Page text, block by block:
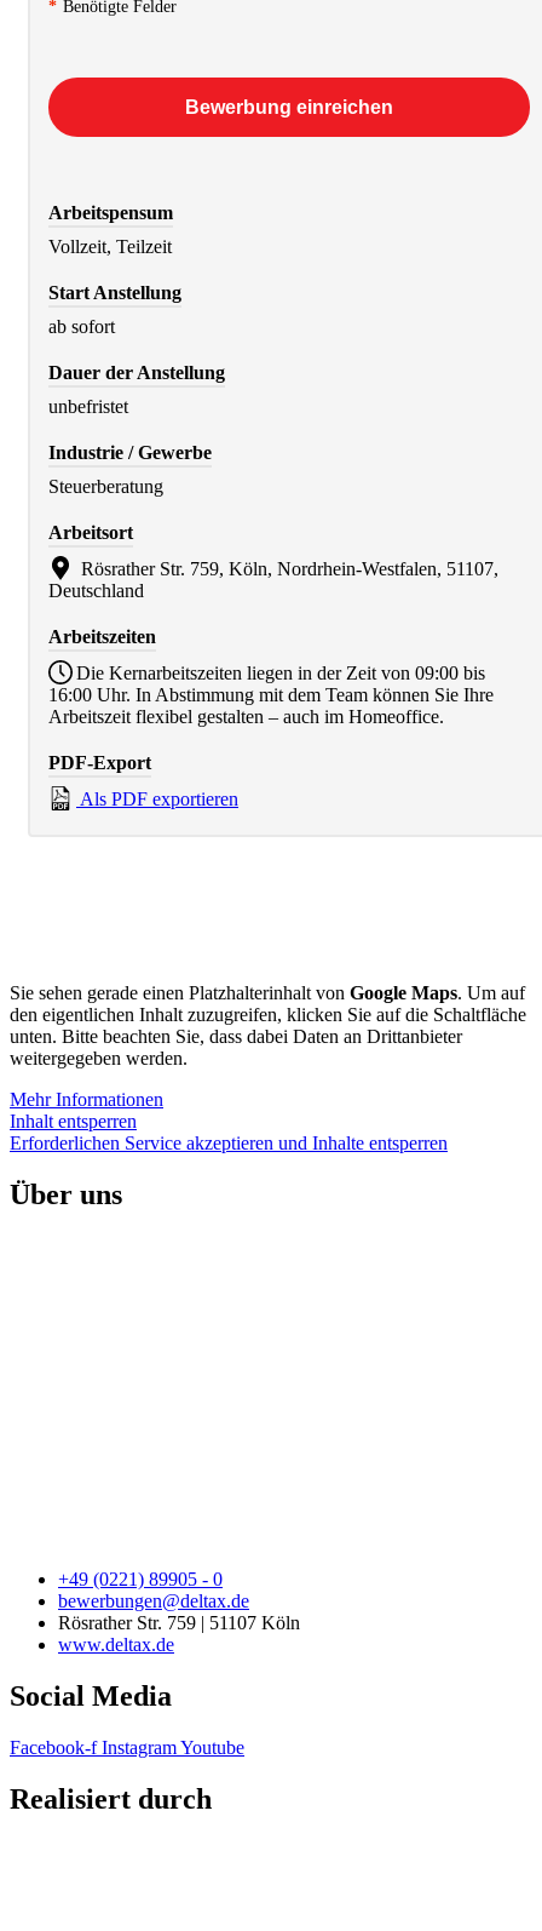
* Benötigte Felder
Bewerbung einreichen
Arbeitspensum
Vollzeit, Teilzeit
Start Anstellung
ab sofort
Dauer der Anstellung
unbefristet
Industrie / Gewerbe
Steuerberatung
Arbeitsort
Rösrather Str. 759, Köln, Nordrhein-Westfalen, 51107,
Deutschland
Arbeitszeiten
Die Kernarbeitszeiten liegen in der Zeit von 09:00 bis
16:00 Uhr. In Abstimmung mit dem Team können Sie Ihre
Arbeitszeit flexibel gestalten – auch im Homeoffice.
PDF-Export
Als PDF exportieren
Sie sehen gerade einen Platzhalterinhalt von Google Maps. Um auf
den eigentlichen Inhalt zuzugreifen, klicken Sie auf die Schaltfläche
unten. Bitte beachten Sie, dass dabei Daten an Drittanbieter
weitergegeben werden.
Mehr Informationen
Inhalt entsperren
Erforderlichen Service akzeptieren und Inhalte entsperren
Über uns
+49 (0221) 89905 - 0
bewerbungen@deltax.de
Rösrather Str. 759 | 51107 Köln
www.deltax.de
Social Media
Facebook-f InstagramYoutube
Realisiert durch